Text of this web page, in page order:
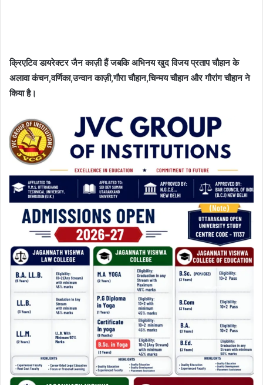
क्रिएटिव डायरेक्टर जैन काज़ी हैं जबकि अभिनय खुद विजय प्रताप चौहान के
अलावा कंचन,वर्णिका,उन्वान काज़ी,गौरा चौहान,चिन्मय चौहान और गौरांग चौहान ने
किया है।